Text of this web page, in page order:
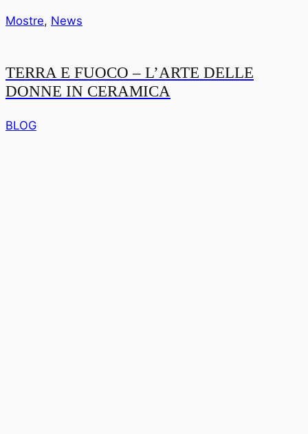
Mostre, News
TERRA E FUOCO – L’ARTE DELLE
DONNE IN CERAMICA
BLOG